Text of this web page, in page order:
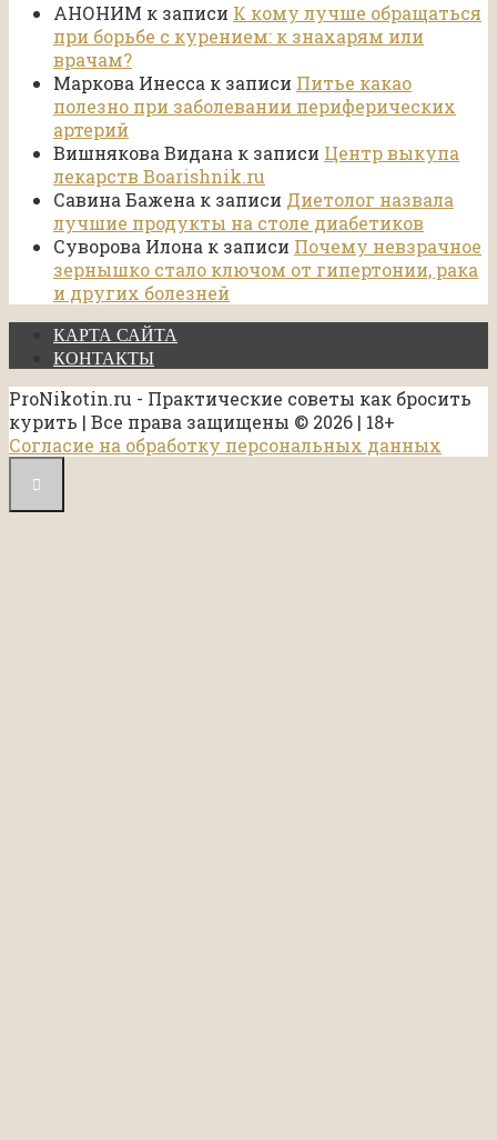
АНОНИМ к записи К кому лучше обращаться
при борьбе с курением: к знахарям или
врачам?
Маркова Инесса к записи Питье какао
полезно при заболевании периферических
артерий
Вишнякова Видана к записи Центр выкупа
лекарств Boarishnik.ru
Савина Бажена к записи Диетолог назвала
лучшие продукты на столе диабетиков
Суворова Илона к записи Почему невзрачное
зернышко стало ключом от гипертонии, рака
и других болезней
КАРТА САЙТА
КОНТАКТЫ
ProNikotin.ru - Практические советы как бросить
курить | Все права защищены © 2026 | 18+
Согласие на обработку персональных данных